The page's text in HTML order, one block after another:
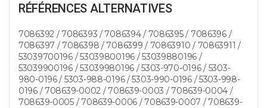
RÉFÉRENCES ALTERNATIVES
7086392 / 7086393 / 7086394 / 7086395 / 7086396 /
7086397 / 7086398 / 7086399 / 70863910 / 70863911 /
53039700196 / 53039800196 / 53039880196 /
53039900196 / 53039980196 / 5303-970-0196 / 5303-
980-0196 / 5303-988-0196 / 5303-990-0196 / 5303-998-
0196 / 708639-0002 / 708639-0003 / 708639-0004 /
708639-0005 / 708639-0006 / 708639-0007 / 708639-